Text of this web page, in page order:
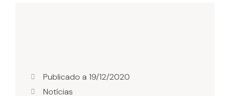
Publicado a 19/12/2020
Notícias